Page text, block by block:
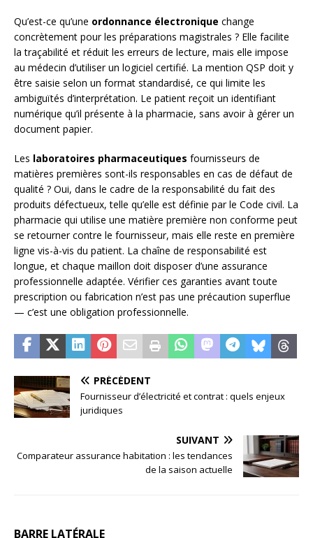
Qu’est-ce qu’une ordonnance électronique change
concrètement pour les préparations magistrales ? Elle facilite
la traçabilité et réduit les erreurs de lecture, mais elle impose
au médecin d’utiliser un logiciel certifié. La mention QSP doit y
être saisie selon un format standardisé, ce qui limite les
ambiguïtés d’interprétation. Le patient reçoit un identifiant
numérique qu’il présente à la pharmacie, sans avoir à gérer un
document papier.
Les laboratoires pharmaceutiques fournisseurs de
matières premières sont-ils responsables en cas de défaut de
qualité ? Oui, dans le cadre de la responsabilité du fait des
produits défectueux, telle qu’elle est définie par le Code civil. La
pharmacie qui utilise une matière première non conforme peut
se retourner contre le fournisseur, mais elle reste en première
ligne vis-à-vis du patient. La chaîne de responsabilité est
longue, et chaque maillon doit disposer d’une assurance
professionnelle adaptée. Vérifier ces garanties avant toute
prescription ou fabrication n’est pas une précaution superflue
— c’est une obligation professionnelle.
PRÉCÉDENT
Fournisseur d’électricité et contrat : quels enjeux
juridiques
SUIVANT
Comparateur assurance habitation : les tendances
de la saison actuelle
BARRE LATÉRALE